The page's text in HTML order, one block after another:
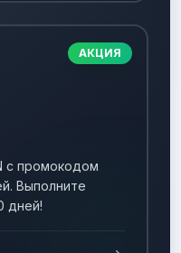
АКЦИЯ
с промокодом
Выполните
дней!